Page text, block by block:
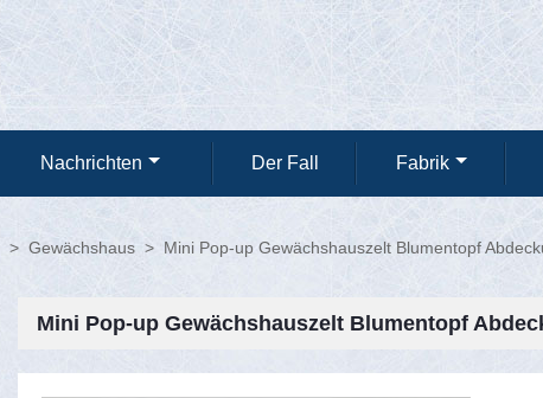
Nachrichten Der Fall Fabrik
> Gewächshaus > Mini Pop-up Gewächshauszelt Blumentopf
Mini Pop-up Gewächshauszelt Blumentopf